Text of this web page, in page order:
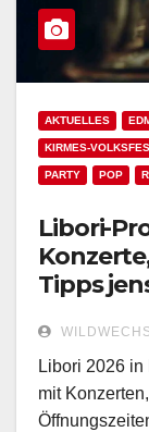
AKTUELLES
KIRMES-
PARTY POP
Libori-
Konzerte,
Tipps
Libori 2026
mit